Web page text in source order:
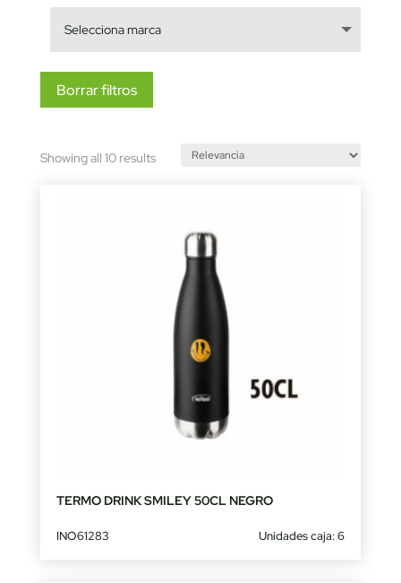
Borrar filtros
Showing all 10 resultsSorted
TERMO DRINK SMILEY 50CL NEGRO
INO61283 Unidades caja: 6